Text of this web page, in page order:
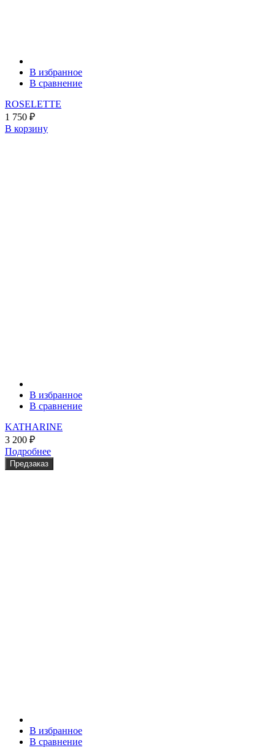
В избранное
В сравнение
ROSELETTE
1 750 ₽
В корзину
В избранное
В сравнение
KATHARINE
3 200 ₽
Подробнее
Предзаказ
В избранное
В сравнение